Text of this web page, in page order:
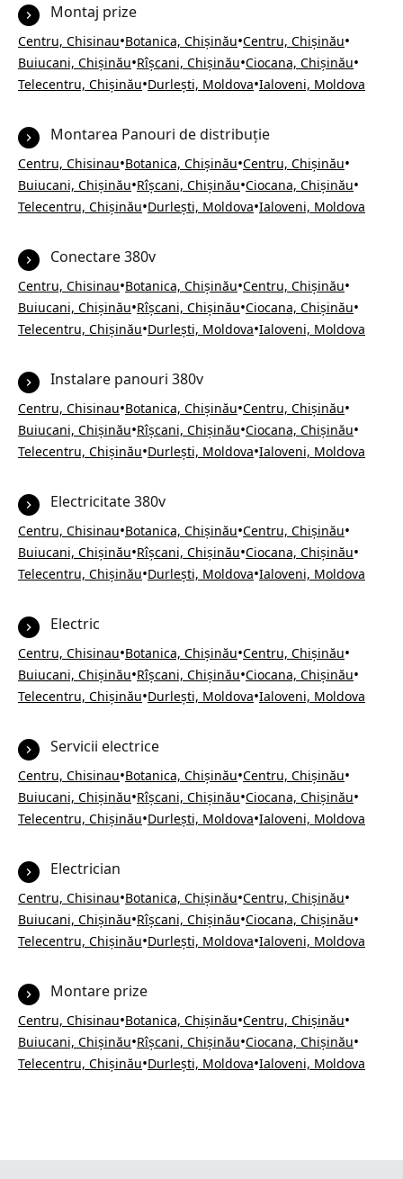
Montaj prize
Centru, Chisinau•Botanica, Chișinău•Centru, Chișinău•
Buiucani, Chișinău•Rîșcani, Chișinău•Ciocana, Chișinău•
Telecentru, Chișinău•Durlești, Moldova•Ialoveni, Moldova
Montarea Panouri de distribuție
Centru, Chisinau•Botanica, Chișinău•Centru, Chișinău•
Buiucani, Chișinău•Rîșcani, Chișinău•Ciocana, Chișinău•
Telecentru, Chișinău•Durlești, Moldova•Ialoveni, Moldova
Conectare 380v
Centru, Chisinau•Botanica, Chișinău•Centru, Chișinău•
Buiucani, Chișinău•Rîșcani, Chișinău•Ciocana, Chișinău•
Telecentru, Chișinău•Durlești, Moldova•Ialoveni, Moldova
Instalare panouri 380v
Centru, Chisinau•Botanica, Chișinău•Centru, Chișinău•
Buiucani, Chișinău•Rîșcani, Chișinău•Ciocana, Chișinău•
Telecentru, Chișinău•Durlești, Moldova•Ialoveni, Moldova
Electricitate 380v
Centru, Chisinau•Botanica, Chișinău•Centru, Chișinău•
Buiucani, Chișinău•Rîșcani, Chișinău•Ciocana, Chișinău•
Telecentru, Chișinău•Durlești, Moldova•Ialoveni, Moldova
Electric
Centru, Chisinau•Botanica, Chișinău•Centru, Chișinău•
Buiucani, Chișinău•Rîșcani, Chișinău•Ciocana, Chișinău•
Telecentru, Chișinău•Durlești, Moldova•Ialoveni, Moldova
Servicii electrice
Centru, Chisinau•Botanica, Chișinău•Centru, Chișinău•
Buiucani, Chișinău•Rîșcani, Chișinău•Ciocana, Chișinău•
Telecentru, Chișinău•Durlești, Moldova•Ialoveni, Moldova
Electrician
Centru, Chisinau•Botanica, Chișinău•Centru, Chișinău•
Buiucani, Chișinău•Rîșcani, Chișinău•Ciocana, Chișinău•
Telecentru, Chișinău•Durlești, Moldova•Ialoveni, Moldova
Montare prize
Centru, Chisinau•Botanica, Chișinău•Centru, Chișinău•
Buiucani, Chișinău•Rîșcani, Chișinău•Ciocana, Chișinău•
Telecentru, Chișinău•Durlești, Moldova•Ialoveni, Moldova